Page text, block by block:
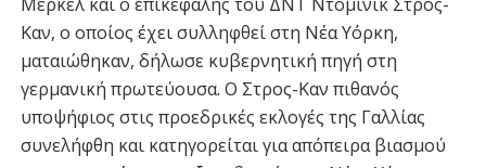
Καν, ο οποίος έχει συλληφθεί στη Νέα Υόρκη,
ματαιώθηκαν, δήλωσε κυβερνητική πηγή στη
γερμανική πρωτεύουσα. Ο Στρος-Καν πιθανός
υποψήφιος στις προεδρικές εκλογές της Γαλλίας
συνελήφθη και κατηγορείται για απόπειρα βιασμού